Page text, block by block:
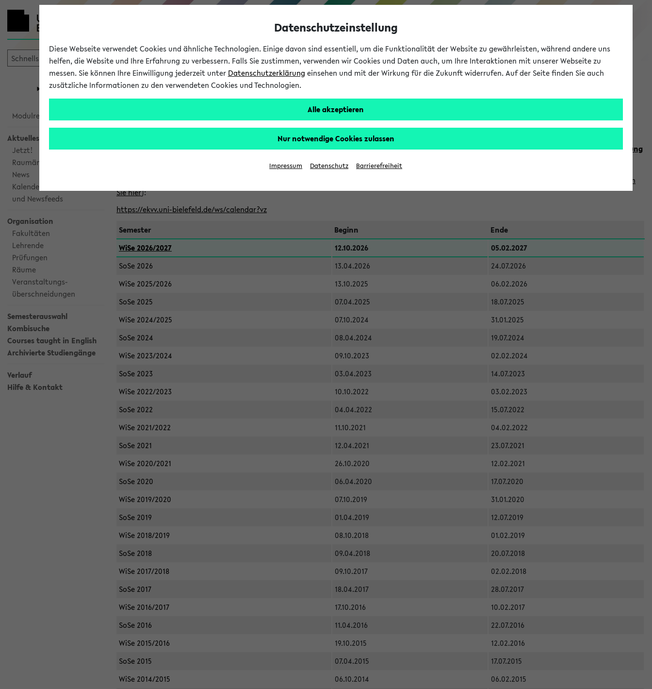
eKVV
Universität Forschung Studium
eKVV
Modulrecherche
Aktuelles
Jetzt!
Raumänderungen
News
Kalenderintegration
und Newsfeeds
Organisation
Fakultäten
Lehrende
Prüfungen
Räume
Veranstaltungs-
überschneidungen
Semesterauswahl
Kombisuche
Courses taught in English
Archivierte Studiengänge
Verlauf
Hilfe & Kontakt
Alle veröffentlichten Semester im eKVV
Klicken Sie auf das Semester, welches Sie für Ihre Sitzung auswählen möchten. Bitte beachten Sie auch die weiteren Termine imKalender der Lehrplanung
finden
Sie hier):
https://ekvv.uni-bielefeld.de/ws/calendar?vz
Semester
Beginn
Ende
WiSe 2026/2027
12.10.2026
05.02.2027
SoSe 2026
13.04.2026
24.07.2026
WiSe 2025/2026
13.10.2025
06.02.2026
SoSe 2025
07.04.2025
18.07.2025
WiSe 2024/2025
07.10.2024
31.01.2025
SoSe 2024
08.04.2024
19.07.2024
WiSe 2023/2024
09.10.2023
02.02.2024
SoSe 2023
03.04.2023
14.07.2023
WiSe 2022/2023
10.10.2022
03.02.2023
SoSe 2022
04.04.2022
15.07.2022
WiSe 2021/2022
11.10.2021
04.02.2022
SoSe 2021
12.04.2021
23.07.2021
WiSe 2020/2021
26.10.2020
12.02.2021
SoSe 2020
06.04.2020
17.07.2020
WiSe 2019/2020
07.10.2019
31.01.2020
SoSe 2019
01.04.2019
12.07.2019
WiSe 2018/2019
08.10.2018
01.02.2019
SoSe 2018
09.04.2018
20.07.2018
WiSe 2017/2018
09.10.2017
02.02.2018
SoSe 2017
18.04.2017
28.07.2017
WiSe 2016/2017
17.10.2016
10.02.2017
SoSe 2016
11.04.2016
22.07.2016
WiSe 2015/2016
19.10.2015
12.02.2016
SoSe 2015
07.04.2015
17.07.2015
WiSe 2014/2015
06.10.2014
06.02.2015
Datenschutzeinstellung
Diese Webseite verwendet Cookies und ähnliche Technologien. Einige davon sind essentiell, um die Funktionalität der Website zu gewährleisten, während andere uns
helfen, die Website und Ihre Erfahrung zu verbessern. Falls Sie zustimmen, verwenden wir Cookies und Daten auch, um Ihre Interaktionen mit unserer Webseite zu
messen. Sie können Ihre Einwilligung jederzeit unter Datenschutzerklärung einsehen und mit der Wirkung für die Zukunft widerrufen. Auf der Seite finden Sie auch
zusätzliche Informationen zu den verwendeten Cookies und Technologien.
Alle akzeptieren
Nur notwendige Cookies zulassen
Impressum Datenschutz Barrierefreiheit